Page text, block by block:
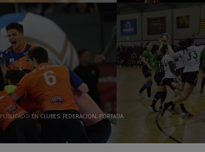
PUBLICADO ENCLUBES, FEDERACION, PORTADA